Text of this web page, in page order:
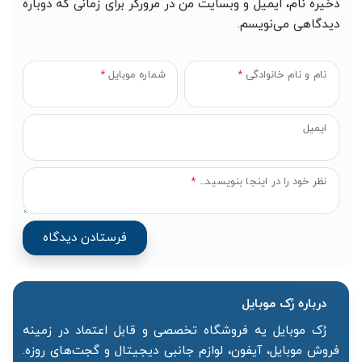
نظر خود را در اینجا بنویسید... *
نام و نام خانوادگی * شماره موبایل *
ایمیل
ذخیره نام، ایمیل و وبسایت من در مرورگر برای زمانی که دوباره
دیدگاهی می‌نویسم.
درباره رُک‌ موبایل
رُک موبایل یه فروشگاه تخصصی و قابل اعتماد در زمینه
فروش موبایل، آیفون، لوازم جانبی دیجیتال و گجت‌های روزه.